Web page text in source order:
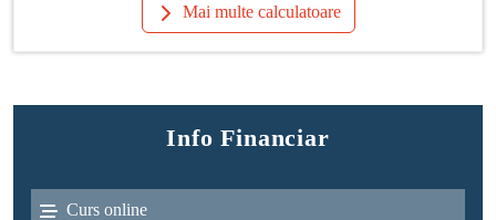
Mai multe calculatoare
Info Financiar
Curs online